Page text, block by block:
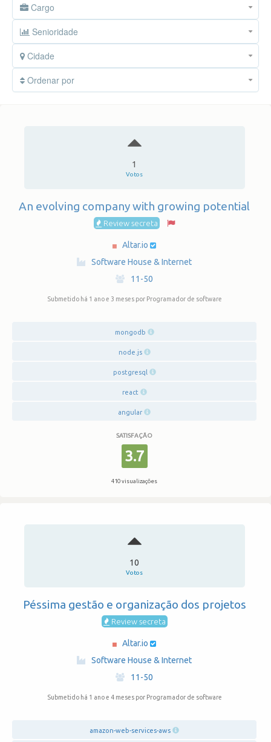
Cargo
Senioridade
Cidade
Ordenar por
1
Votos
An evolving company with growing potential
Review secreta
Altar.io
Software House & Internet
·
11-50
Submetido há 1 ano e 3 meses por Programador de software
mongodb
node.js
postgresql
react
angular
SATISFAÇÃO
3.7
410 visualizações
10
Votos
Péssima gestão e organização dos projetos
Review secreta
Altar.io
Software House & Internet
·
11-50
Submetido há 1 ano e 4 meses por Programador de software
amazon-web-services-aws